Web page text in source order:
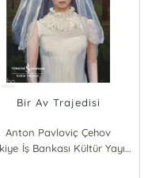
Bir Av Trajedisi
Anton Pavloviç Çehov
Türkiye İş Bankası Kültür Yayınları